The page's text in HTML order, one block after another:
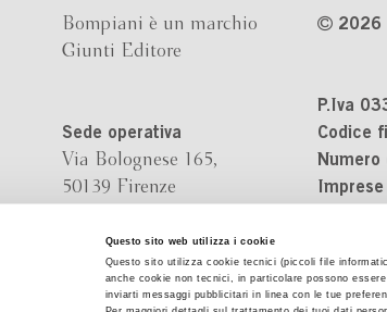
Questo sito web utilizza i cookie
Questo sito utilizza cookie tecnici (piccoli file
anche cookie non tecnici, in particolare possono
inviarti messaggi pubblicitari in linea con le tue
Bompiani è un marchio
Giunti Editore
Sede operativa
Via Bolognese 165,
50139 Firenze
Sede legale
Via G.B.Pirelli 30,
20124 Milano
2026
P.Iva
Codice
Cookie
Contatti